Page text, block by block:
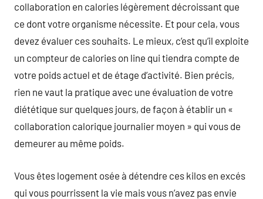
collaboration en calories légèrement décroissant que
ce dont votre organisme nécessite. Et pour cela, vous
devez évaluer ces souhaits. Le mieux, c’est qu’il exploite
un compteur de calories on line qui tiendra compte de
votre poids actuel et de étage d’activité. Bien précis,
rien ne vaut la pratique avec une évaluation de votre
diététique sur quelques jours, de façon à établir un «
collaboration calorique journalier moyen » qui vous de
demeurer au même poids.
Vous êtes logement osée à détendre ces kilos en excés
qui vous pourrissent la vie mais vous n’avez pas envie